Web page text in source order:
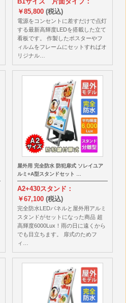
￥85,800 (税込)
電源をコンセントに差すだけで点灯
する最新高輝度LEDを搭載した立て
看板です。 作製したポスターやフ
ィルムをフレームにセットすればオ
リジナル…
屋外用 完全防水 防犯扉式 ソレイユア
ルミ+A型スタンドセット …
A2+430スタンド：
￥67,100 (税込)
完全防水LEDパネルと屋外用アルミ
スタンドがセットになった商品 超
高輝度6000Lux！雨の日に遠くから
でも目立ちます。 扉式のためフ
ィ…